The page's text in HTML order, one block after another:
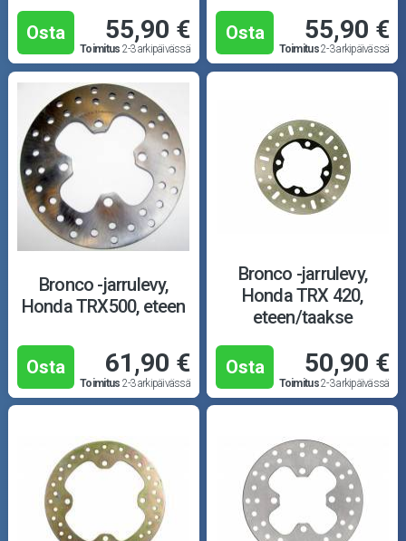
Osta 55,90 €
Toimitus 2-3 arkipäivässä
Osta 55,90 €
Toimitus2-3 arkipäivässä
Bronco -jarrulevy,
Honda TRX500, eteen
Osta 61,90 €
Toimitus 2-3 arkipäivässä
Bronco -jarrulevy,
Honda TRX 420,
eteen/taakse
Osta 50,90 €
Toimitus2-3 arkipäivässä